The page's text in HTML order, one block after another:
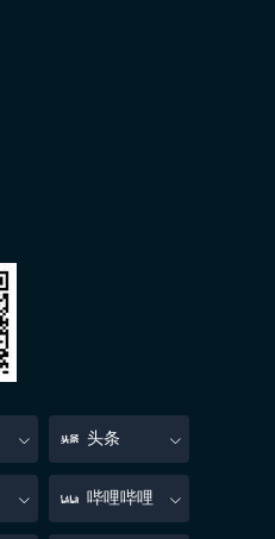
头条
哔哩哔哩